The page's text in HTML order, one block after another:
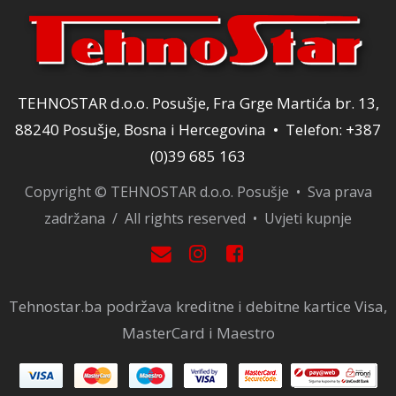
TEHNOSTAR d.o.o. Posušje, Fra Grge Martića br. 13,
88240 Posušje, Bosna i Hercegovina • Telefon: +387
(0)39 685 163
Copyright © TEHNOSTAR d.o.o. Posušje • Sva prava
zadržana / All rights reserved • Uvjeti kupnje
Tehnostar.ba podržava kreditne i debitne kartice Visa,
MasterCard i Maestro